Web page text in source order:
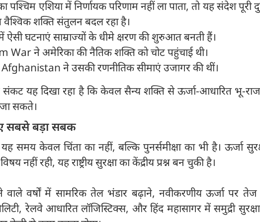
पश्चिम एशिया में निर्णायक परिणाम नहीं ला पाता, तो यह संदेश पूरी
शक्ति संतुलन बदल रहा है।
ऐसी घटनाएं साम्राज्यों के धीमे क्षरण की शुरुआत बनती हैं।
War ने अमेरिका की नैतिक शक्ति को चोट पहुंचाई थी।
ने उसकी रणनीतिक सीमाएं उजागर की थीं।
यह दिखा रहा है कि केवल सैन्य शक्ति से ऊर्जा-आधारित भू-
सकते।
सबसे बड़ा सबक
समय केवल चिंता का नहीं, बल्कि पुनर्समीक्षा का भी है। ऊर्जा
नहीं रही, यह राष्ट्रीय सुरक्षा का केंद्रीय प्रश्न बन चुकी है।
वर्षों में सामरिक तेल भंडार बढ़ाने, नवीकरणीय ऊर्जा पर तेज
रेलवे आधारित लॉजिस्टिक्स, और हिंद महासागर में समुद्री